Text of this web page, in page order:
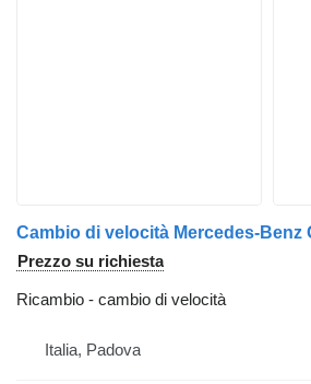
Prezzo su richiesta
Ricambio - cambio di velocità
Italia, Padova